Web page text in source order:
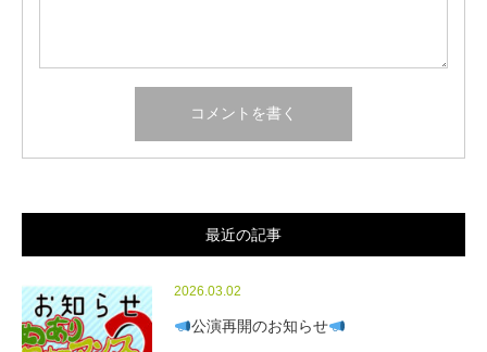
最近の記事
2026.03.02
公演再開のお知らせ